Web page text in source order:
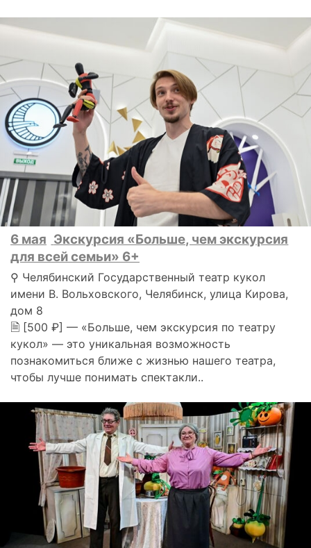
6 мая Экскурсия «Больше, чем экскурсия
для всей семьи» 6+
⚲ Челябинский Государственный театр кукол
имени В. Вольховского, Челябинск, улица Кирова,
дом 8
🗎 [500 ₽] — «Больше, чем экскурсия по театру
кукол» — это уникальная возможность
познакомиться ближе с жизнью нашего театра,
чтобы лучше понимать спектакли..